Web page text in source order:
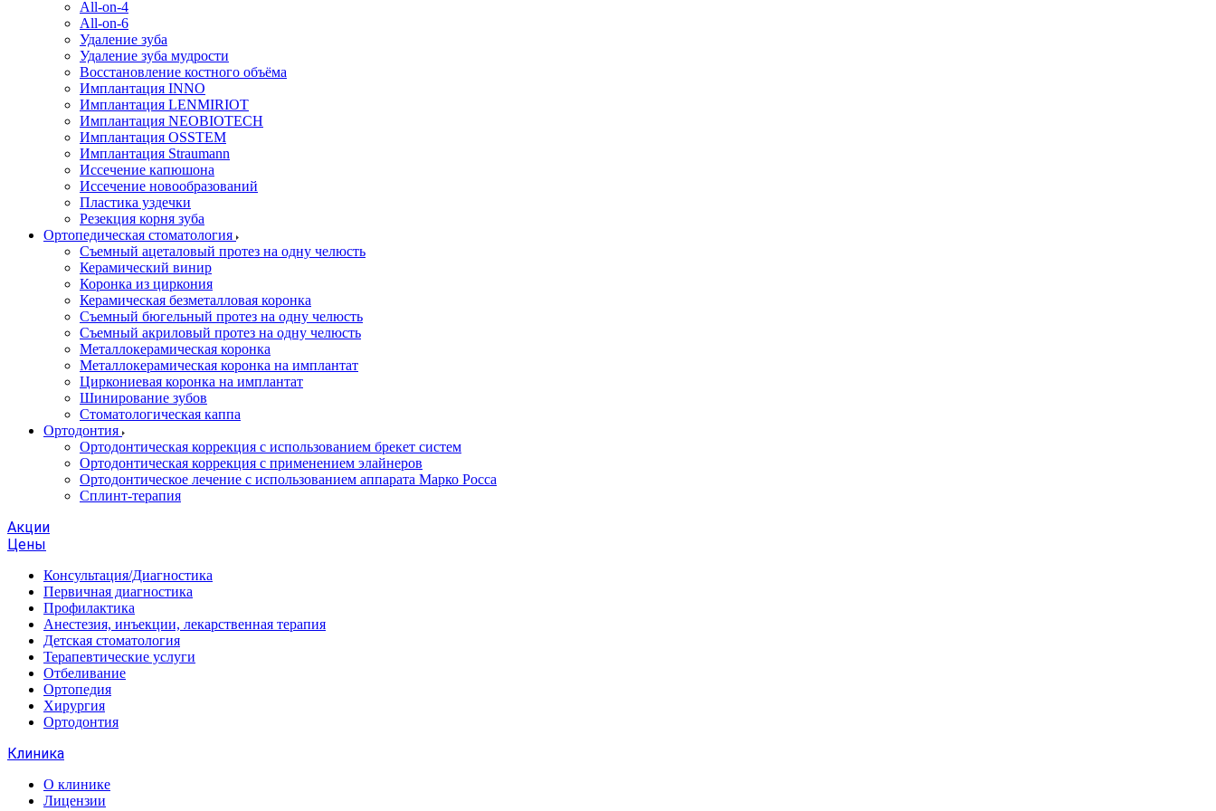
All-on-4
All-on-6
Удаление зуба
Удаление зуба мудрости
Восстановление костного объёма
Имплантация INNO
Имплантация LENMIRIOT
Имплантация NEOBIOTECH
Имплантация OSSTEM
Имплантация Straumann
Иссечение капюшона
Иссечение новообразований
Пластика уздечки
Резекция корня зуба
Ортопедическая стоматология
Съемный ацеталовый протез на одну челюсть
Керамический винир
Коронка из циркония
Керамическая безметалловая коронка
Съемный бюгельный протез на одну челюсть
Съемный акриловый протез на одну челюсть
Металлокерамическая коронка
Металлокерамическая коронка на имплантат
Циркониевая коронка на имплантат
Шинирование зубов
Стоматологическая каппа
Ортодонтия
Ортодонтическая коррекция с использованием брекет систем
Ортодонтическая коррекция с применением элайнеров
Ортодонтическое лечение с использованием аппарата Марко Росса
Сплинт-терапия
Акции
Цены
Консультация/Диагностика
Первичная диагностика
Профилактика
Анестезия, инъекции, лекарственная терапия
Детская стоматология
Терапевтические услуги
Отбеливание
Ортопедия
Хирургия
Ортодонтия
Клиника
О клинике
Лицензии